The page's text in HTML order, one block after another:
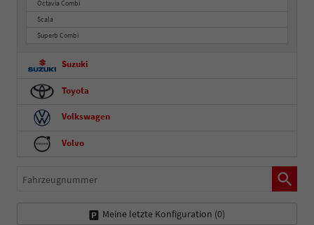
Octavia Combi
Scala
Superb Combi
Suzuki
Toyota
Volkswagen
Volvo
Fahrzeugnummer
Meine letzte Konfiguration (0)